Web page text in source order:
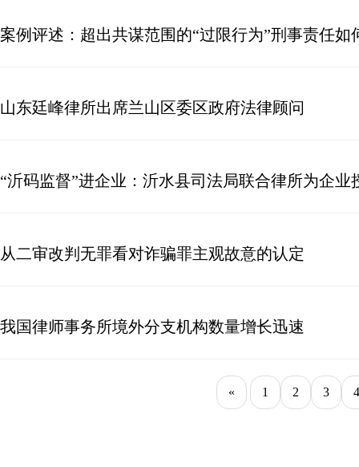
案例评述：超出共谋范围的“过限行为”刑事责任如
山东廷峰律所出席兰山区委区政府法律顾问
“沂码监督”进企业：沂水县司法局联合律所为企业
从二审改判无罪看对诈骗罪主观故意的认定
我国律师事务所境外分支机构数量增长迅速
« 1 2 3 4